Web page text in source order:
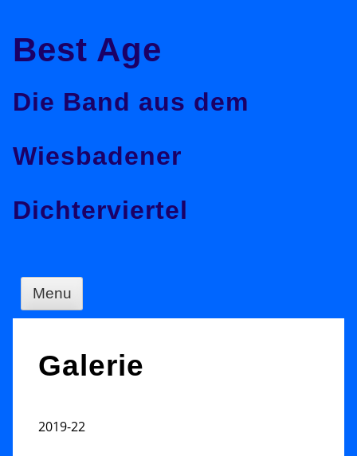
to
content
Best Age
Die Band aus dem
Wiesbadener
Dichterviertel
Menu
Galerie
2019-22